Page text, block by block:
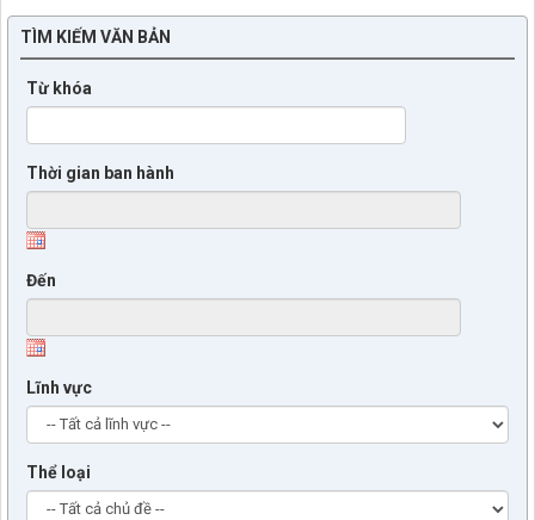
TÌM KIẾM VĂN BẢN
Từ khóa
Thời gian ban hành
Đến
Lĩnh vực
Thể loại